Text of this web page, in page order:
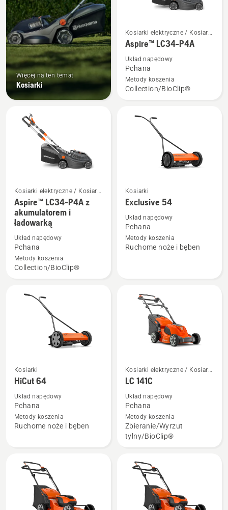
Więcej na ten temat
Kosiarki
Zobacz
więcej
Aspire™
LC34-
Kosiarki elektryczne / Kosiarki
akumulatorowe
Aspire™ LC34-P4A
Układ napędowy
Pchana
Metody koszenia
Collection/BioClip®
Zobacz
więcej
szczegółów
Aspire™
LC34-
P4A
akumulatorem
Kosiarki elektryczne / Kosiarki
akumulatorowe
Aspire™ LC34-P4A z
akumulatorem i
ładowarką
Układ napędowy
Pchana
Metody koszenia
Collection/BioClip®
Zobacz
szczegółów
Exclusive
Kosiarki
Exclusive 54
Układ napędowy
Pchana
Metody koszenia
Ruchome noże i bęben
Zobacz
więcej
szczegółów
HiCut
Kosiarki
HiCut 64
Układ napędowy
Pchana
Metody koszenia
Ruchome noże i bęben
Zobacz
więcej
szczegółów
LC 141C
Kosiarki elektryczne / Kosiarki
akumulatorowe
LC 141C
Układ napędowy
Pchana
Metody koszenia
Zbieranie/Wyrzut
tylny/BioClip®